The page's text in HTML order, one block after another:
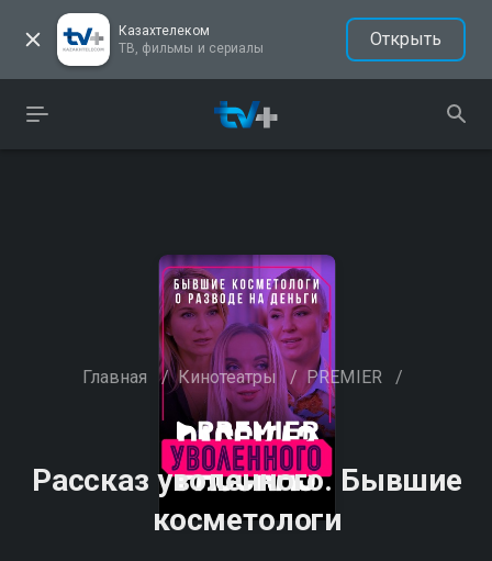
Казахтелеком
ТВ, фильмы и сериалы
Открыть
Главная / Кинотеатры / PREMIER /
Рассказ уволенного. Бывшие
косметологи